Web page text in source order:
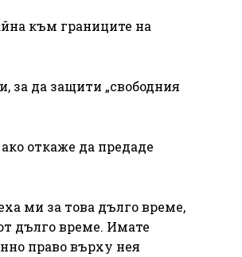
към границите на
за да защити „свободния
откаже да предаде
ми за това дълго време,
дълго време. Имате
право върху нея